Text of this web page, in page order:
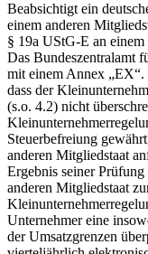
Beabsichtigt ein
einem anderen
§ 19a UStG-E an
Das Bundeszentralamt
mit einem Annex „EX“.
dass der
(s.o. 4.2) nicht
Steuerbefreiung
anderen Mitgliedstaat
Ergebnis seiner
anderen Mitgliedstaat
Unternehmer eine
der Umsatzgrenzen